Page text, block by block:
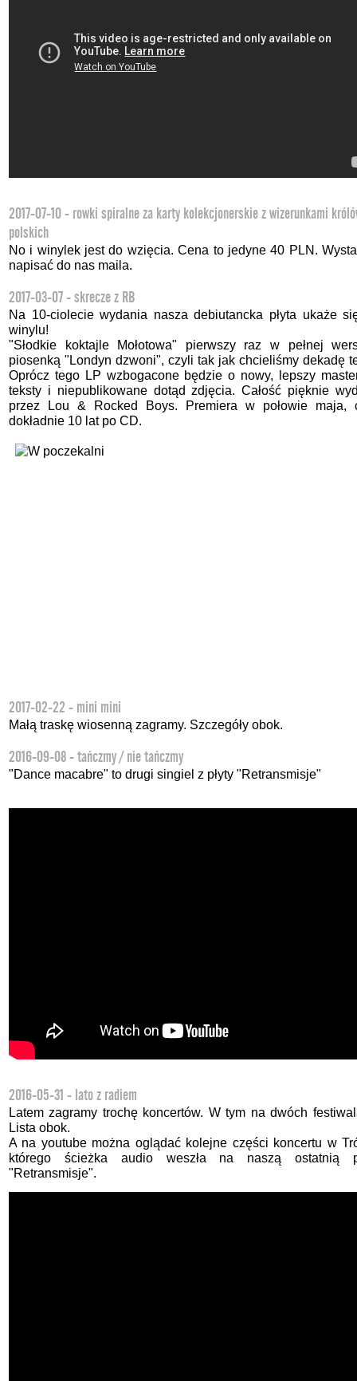
2017-07-10 - rowki spiralne za karty kolekcjonerskie z wizerunkami
polskich
No i winylek jest do wzięcia. Cena to jedyne 40 PLN.
napisać do nas maila.
2017-03-07 - skrecze z RB
Na 10-ciolecie wydania nasza debiutancka płyta ukaże
winylu!
"Słodkie koktajle Mołotowa" pierwszy raz w pełnej
piosenką "Londyn dzwoni", czyli tak jak chcieliśmy dekadę
Oprócz tego LP wzbogacone będzie o nowy, lepszy
teksty i niepublikowane dotąd zdjęcia. Całość pięknie
przez Lou & Rocked Boys. Premiera w połowie maja,
dokładnie 10 lat po CD.
2017-02-22 - mini mini
Małą traskę wiosenną zagramy. Szczegóły obok.
2016-09-08 - tańczmy / nie tańczmy
"Dance macabre" to drugi singiel z płyty "Retransmisje"
2016-05-31 - lato z radiem
Latem zagramy trochę koncertów. W tym na dwóch
Lista obok.
A na youtube można oglądać kolejne części koncertu w
którego ścieżka audio weszła na naszą ostatnią
"Retransmisje".